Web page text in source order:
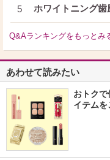
5 ホワイトニング歯
Q&Aランキングをもっとみ
あわせて読みたい
おトク
イテムを